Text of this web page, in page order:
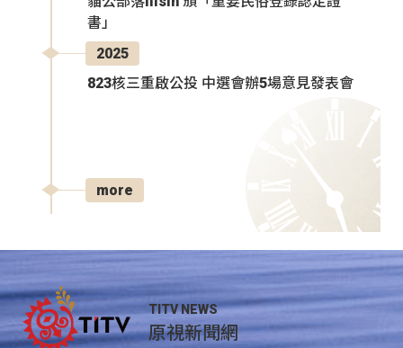
書」
2025
823核三重啟公投 中選會辦5場意見發表會
more
TITV NEWS
原視新聞網